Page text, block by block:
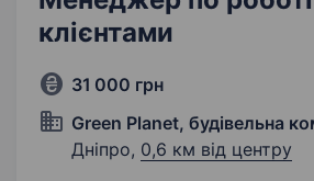
клієнтами
31 000 грн
Green Planet, будівельна
Дніпро, 0,6 км від центру